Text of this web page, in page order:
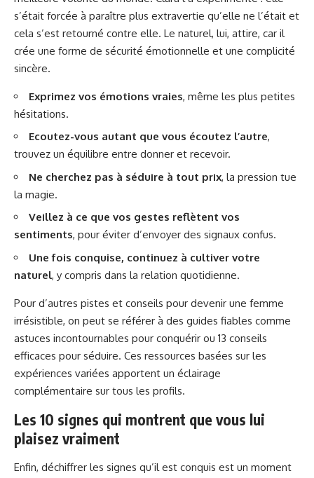
s’était forcée à paraître plus extravertie qu’elle ne l’était et
cela s’est retourné contre elle. Le naturel, lui, attire, car il
crée une forme de sécurité émotionnelle et une complicité
sincère.
Exprimez vos émotions vraies, même les plus petites
hésitations.
Ecoutez-vous autant que vous écoutez l’autre,
trouvez un équilibre entre donner et recevoir.
Ne cherchez pas à séduire à tout prix, la pression tue
la magie.
Veillez à ce que vos gestes reflètent vos
sentiments, pour éviter d’envoyer des signaux confus.
Une fois conquise, continuez à cultiver votre
naturel, y compris dans la relation quotidienne.
Pour d’autres pistes et conseils pour devenir une femme
irrésistible, on peut se référer à des guides fiables comme
astuces incontournables pour conquérir ou 13 conseils
efficaces pour séduire. Ces ressources basées sur les
expériences variées apportent un éclairage
complémentaire sur tous les profils.
Les 10 signes qui montrent que vous lui
plaisez vraiment
Enfin, déchiffrer les signes qu’il est conquis est un moment